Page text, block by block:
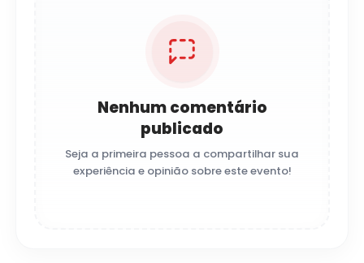
Nenhum comentário
publicado
Seja a primeira pessoa a compartilhar sua
experiência e opinião sobre este evento!